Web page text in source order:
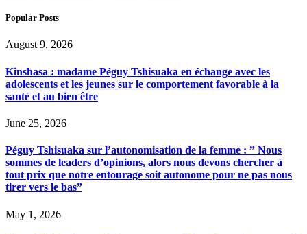
Popular Posts
August 9, 2026
Kinshasa : madame Péguy Tshisuaka en échange avec les
adolescents et les jeunes sur le comportement favorable à la
santé et au bien être
June 25, 2026
Péguy Tshisuaka sur l’autonomisation de la femme : ” Nous
sommes de leaders d’opinions, alors nous devons chercher à
tout prix que notre entourage soit autonome pour ne pas nous
tirer vers le bas”
May 1, 2026